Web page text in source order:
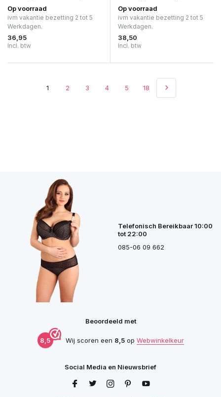
Op voorraad
ivm vakantie bezetting 2 tot 5
Werkdagen.
36,95
Incl. btw
Op voorraad
ivm vakantie bezetting 2 tot 5
Werkdagen.
38,50
Incl. btw
1 2 3 4 5 18
Telefonisch Bereikbaar 10:00
tot 22:00
085-06 09 662
Beoordeeld met
8,5 Wij scoren een 8,5op Webwinkelkeur
Social Media en Nieuwsbrief